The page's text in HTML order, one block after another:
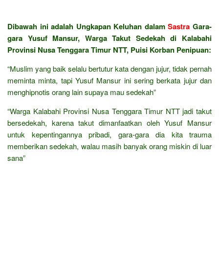
Dibawah ini adalah Ungkapan Keluhan dalamSastra Gara-
gara Yusuf Mansur, Warga Takut Sedekah di Kalabahi
Provinsi Nusa Tenggara Timur NTT, Puisi Korban Penipuan:
“Muslim yang baik selalu bertutur kata dengan jujur, tidak pernah
meminta minta, tapi Yusuf Mansur ini sering berkata jujur dan
menghipnotis orang lain supaya mau sedekah”
“Warga Kalabahi Provinsi Nusa Tenggara Timur NTT jadi takut
bersedekah, karena takut dimanfaatkan oleh Yusuf Mansur
untuk kepentingannya pribadi, gara-gara dia kita trauma
memberikan sedekah, walau masih banyak orang miskin di luar
sana”